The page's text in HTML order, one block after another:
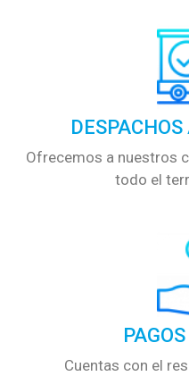
Ofrecemos a nuestros
todo el
Cuentas con el